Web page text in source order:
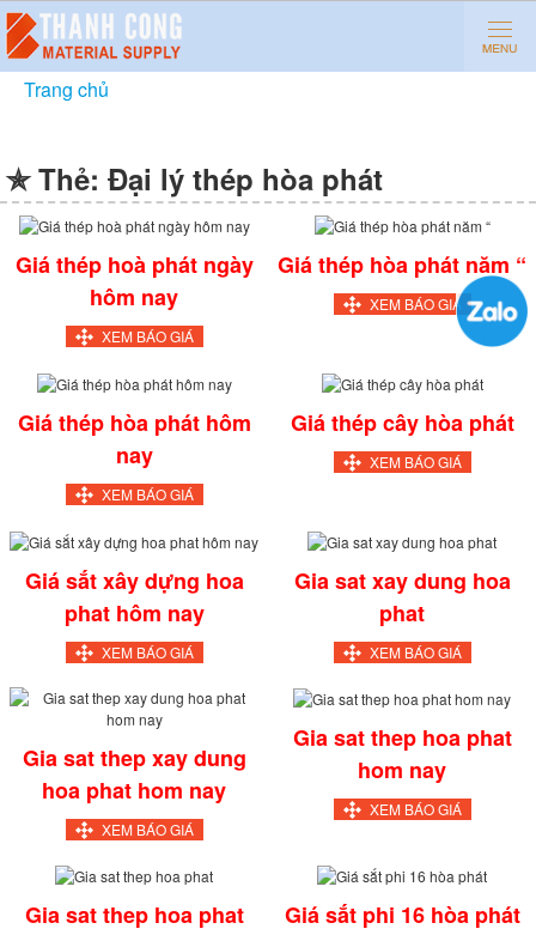
Trang chủ
✯ Thẻ: Đại lý thép hòa phát
Giá thép hoà phát ngày
hôm nay
XEM BÁO GIÁ
Giá thép hòa phát năm “
XEM BÁO GIÁ
Giá thép hòa phát hôm
nay
XEM BÁO GIÁ
Giá thép cây hòa phát
XEM BÁO GIÁ
Giá sắt xây dựng hoa
phat hôm nay
XEM BÁO GIÁ
Gia sat xay dung hoa
phat
XEM BÁO GIÁ
Gia sat thep xay dung
hoa phat hom nay
XEM BÁO GIÁ
Gia sat thep hoa phat
hom nay
XEM BÁO GIÁ
Gia sat thep hoa phat Giá sắt phi 16 hòa phát